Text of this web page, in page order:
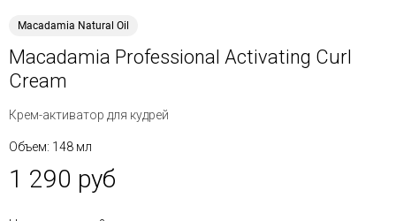
Macadamia Natural Oil
Macadamia Professional Activating Curl
Cream
Крем-активатор для кудрей
Объем: 148 мл
1 290 руб